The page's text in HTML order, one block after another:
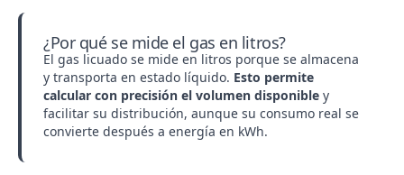
¿Por qué se mide el gas en litros?
El gas licuado se mide en litros porque se almacena
y transporta en estado líquido. Esto permite
calcular con precisión el volumen disponible y
facilitar su distribución, aunque su consumo real se
convierte después a energía en kWh.